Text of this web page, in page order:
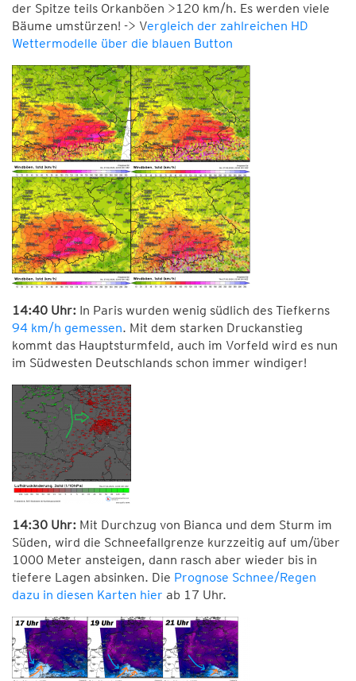
der Spitze teils Orkanböen >120 km/h. Es werden viele
Bäume umstürzen! -> Vergleich der zahlreichen HD
Wettermodelle über die blauen Button
14:40 Uhr: In Paris wurden wenig südlich des Tiefkerns
94 km/h gemessen. Mit dem starken Druckanstieg
kommt das Hauptsturmfeld, auch im Vorfeld wird es nun
im Südwesten Deutschlands schon immer windiger!
14:30 Uhr: Mit Durchzug von Bianca und dem Sturm im
Süden, wird die Schneefallgrenze kurzzeitig auf um/über
1000 Meter ansteigen, dann rasch aber wieder bis in
tiefere Lagen absinken. Die Prognose Schnee/Regen
dazu in diesen Karten hier ab 17 Uhr.